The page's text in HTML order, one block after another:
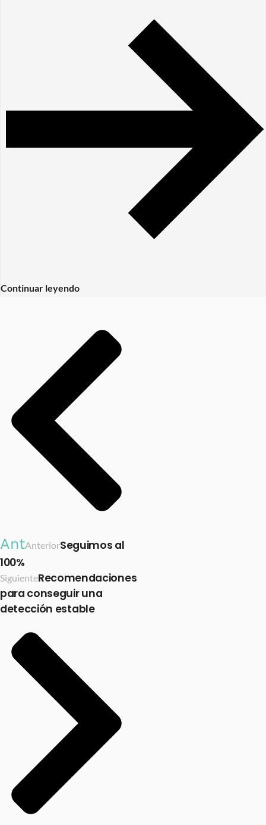
Continuar leyendo
AntAnteriorSeguimos al
100%
SiguienteRecomendaciones
para conseguir una
detección estable